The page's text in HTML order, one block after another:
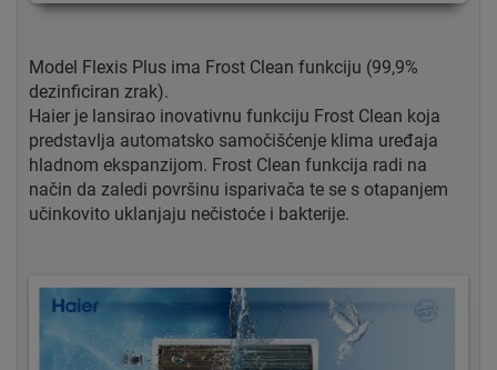
Model Flexis Plus ima Frost Clean funkciju (99,9%
dezinficiran zrak).
Haier je lansirao inovativnu funkciju Frost Clean koja
predstavlja automatsko samočišćenje klima uređaja
hladnom ekspanzijom. Frost Clean funkcija radi na
način da zaledi površinu isparivača te se s otapanjem
učinkovito uklanjaju nečistoće i bakterije.